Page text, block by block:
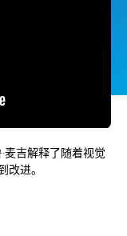
麦吉解释了随着视觉
改进。